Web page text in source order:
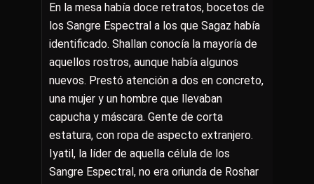
En la mesa había doce retratos, bocetos de
los Sangre Espectral a los que Sagaz había
identificado. Shallan conocía la mayoría de
aquellos rostros, aunque había algunos
nuevos. Prestó atención a dos en concreto,
una mujer y un hombre que llevaban
capucha y máscara. Gente de corta
estatura, con ropa de aspecto extranjero.
Iyatil, la líder de aquella célula de los
Sangre Espectral, no era oriunda de Roshar